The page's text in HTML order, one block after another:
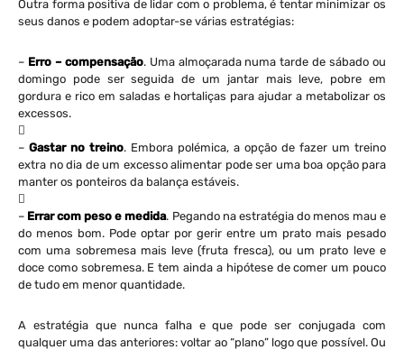
Outra forma positiva de lidar com o problema, é tentar minimizar os
seus danos e podem adoptar-se várias estratégias:
– Erro – compensação. Uma almoçarada numa tarde de sábado ou
domingo pode ser seguida de um jantar mais leve, pobre em
gordura e rico em saladas e hortaliças para ajudar a metabolizar os
excessos.

– Gastar no treino. Embora polémica, a opção de fazer um treino
extra no dia de um excesso alimentar pode ser uma boa opção para
manter os ponteiros da balança estáveis.

– Errar com peso e medida. Pegando na estratégia do menos mau e
do menos bom. Pode optar por gerir entre um prato mais pesado
com uma sobremesa mais leve (fruta fresca), ou um prato leve e
doce como sobremesa. E tem ainda a hipótese de comer um pouco
de tudo em menor quantidade.
A estratégia que nunca falha e que pode ser conjugada com
qualquer uma das anteriores: voltar ao “plano” logo que possível. Ou